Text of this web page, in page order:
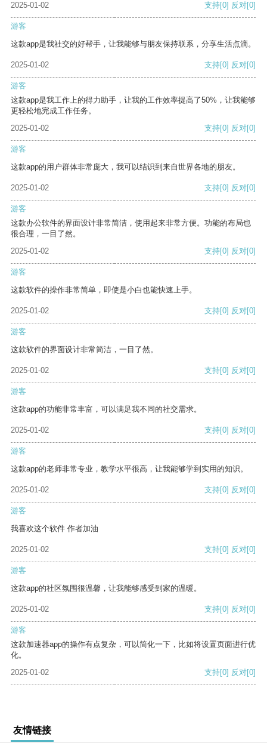
2025-01-02
支持[0] 反对[0]
游客
这款app是我社交的好帮手，让我能够与朋友保持联系，分享生活点滴。
2025-01-02 支持[0] 反对[0]
游客
这款app是我工作上的得力助手，让我的工作效率提高了50%，让我能够
更轻松地完成工作任务。
2025-01-02
支持[0] 反对[0]
游客
这款app的用户群体非常庞大，我可以结识到来自世界各地的朋友。
2025-01-02 支持[0] 反对[0]
游客
这款办公软件的界面设计非常简洁，使用起来非常方便。功能的布局也
很合理，一目了然。
2025-01-02
支持[0] 反对[0]
游客
这款软件的操作非常简单，即使是小白也能快速上手。
2025-01-02 支持[0] 反对[0]
游客
这款软件的界面设计非常简洁，一目了然。
2025-01-02 支持[0] 反对[0]
游客
这款app的功能非常丰富，可以满足我不同的社交需求。
2025-01-02 支持[0] 反对[0]
游客
这款app的老师非常专业，教学水平很高，让我能够学到实用的知识。
2025-01-02 支持[0] 反对[0]
游客
我喜欢这个软件 作者加油
2025-01-02 支持[0] 反对[0]
游客
这款app的社区氛围很温馨，让我能够感受到家的温暖。
2025-01-02 支持[0] 反对[0]
游客
这款加速器app的操作有点复杂，可以简化一下，比如将设置页面进行优
化。
2025-01-02
支持[0] 反对[0]
友情链接